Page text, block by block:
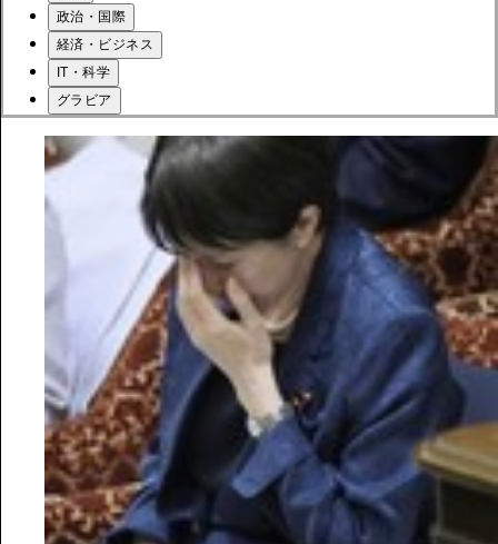
政治・国際
経済・ビジネス
IT・科学
グラビア